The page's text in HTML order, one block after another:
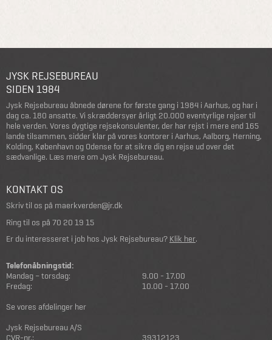
JYSK REJSEBUREAU
SIDEN 1984
Jysk Rejsebureau åbnede dørene for første gang i 1984 i Aarhus, og har i
dag ca. 180 ansatte. Vi skræddersyer årligt 20.000 eventyrlige rejser til
hele verden. Vores dygtige rejsekonsulenter, der har rejst i mere end 165
lande tilsammen, sidder klar på vores kontorer i Aarhus, Aalborg, Herning,
Kolding, København og Odense for at sikre dig en rejse ud over det
sædvanlige. Læs mere om Jysk Rejsebureau.
KONTAKT OS
Skriv til os på maerkverden@jr.dk
Ring til os på 70 20 19 15
Er du interesseret i job hos Jysk Rejsebureau? Klik her.
Telefonåbningstid:
Mandag – torsdag:
9.00 - 17.00
Fredag:
10.00 - 17.00
Se vores afdelinger her
Jysk Rejsebureau A/S
CVR-nr.:
39312123